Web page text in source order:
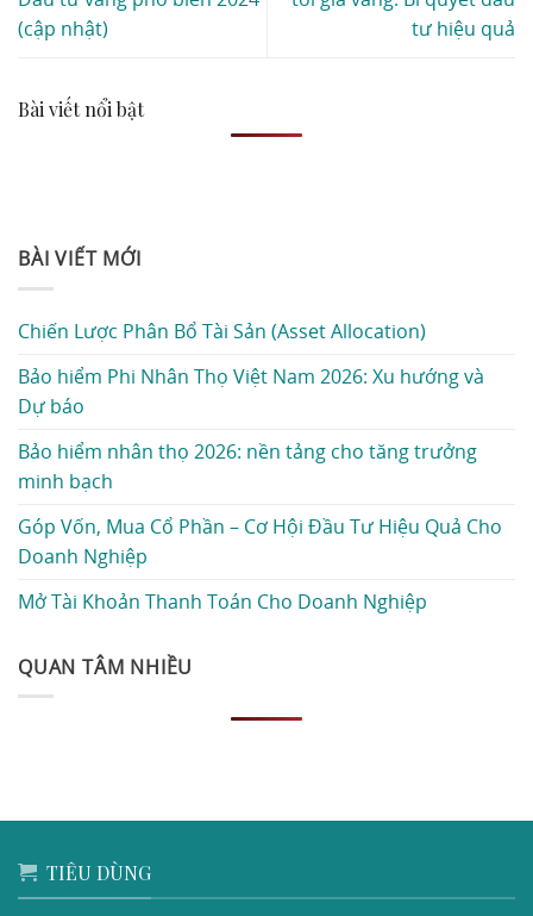
(cập nhật)
tư hiệu quả
Bài viết nổi bật
BÀI VIẾT MỚI
Chiến Lược Phân Bổ Tài Sản (Asset Allocation)
Bảo hiểm Phi Nhân Thọ Việt Nam 2026: Xu hướng và
Dự báo
Bảo hiểm nhân thọ 2026: nền tảng cho tăng trưởng
minh bạch
Góp Vốn, Mua Cổ Phần – Cơ Hội Đầu Tư Hiệu Quả Cho
Doanh Nghiệp
Mở Tài Khoản Thanh Toán Cho Doanh Nghiệp
QUAN TÂM NHIỀU
TIÊU DÙNG